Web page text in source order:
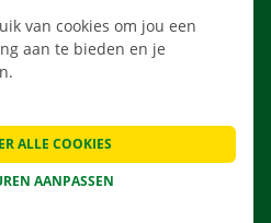
ONS
VRAGEN
van cookies om jou een
aan te bieden en je
AANPASSEN
ALLE COOKIES